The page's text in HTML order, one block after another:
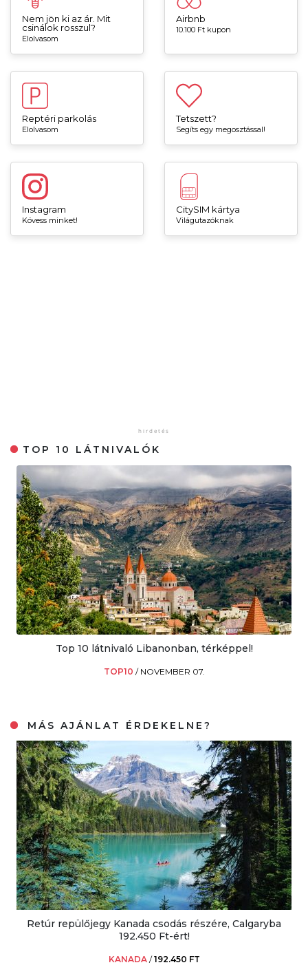
Nem jön ki az ár. Mit
csinálok rosszul?
Elolvasom
Airbnb
10.100 Ft kupon
Reptéri parkolás
Elolvasom
Tetszett?
Segíts egy megosztással!
Instagram
Kövess minket!
CitySIM kártya
Világutazóknak
TOP 10 LÁTNIVALÓK
Top 10 látnivaló Libanonban, térképpel!
TOP10 / NOVEMBER 07.
MÁS AJÁNLAT ÉRDEKELNE?
Retúr repülőjegy Kanada csodás részére, Calgaryba
192.450 Ft-ért!
KANADA /192.450 FT